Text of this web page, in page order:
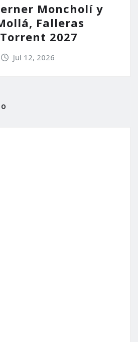
Moncholí y
Falleras
2027
Jul 12, 2026